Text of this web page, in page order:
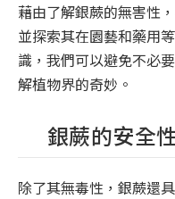
藉由了解銀蕨的無害性
並探索其在園藝和藥用
識，我們可以避免不必
解植物界的奇妙。
銀蕨的安全
除了其無毒性，銀蕨還